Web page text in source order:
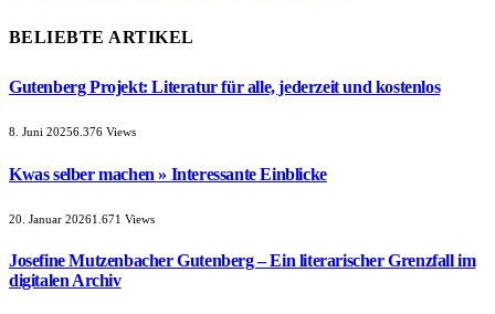
BELIEBTE ARTIKEL
Gutenberg Projekt: Literatur für alle, jederzeit und kostenlos
8. Juni 20256.376 Views
Kwas selber machen » Interessante Einblicke
20. Januar 20261.671 Views
Josefine Mutzenbacher Gutenberg – Ein literarischer Grenzfall im
digitalen Archiv